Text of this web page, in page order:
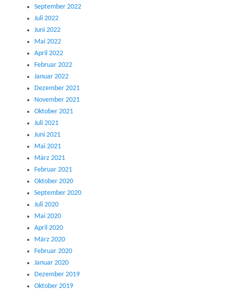
September 2022
Juli 2022
Juni 2022
Mai 2022
April 2022
Februar 2022
Januar 2022
Dezember 2021
November 2021
Oktober 2021
Juli 2021
Juni 2021
Mai 2021
März 2021
Februar 2021
Oktober 2020
September 2020
Juli 2020
Mai 2020
April 2020
März 2020
Februar 2020
Januar 2020
Dezember 2019
Oktober 2019